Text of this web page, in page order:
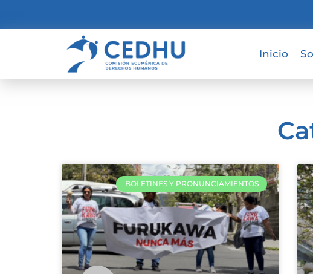
Inicio
BOLETINES Y PRONUNCIAMIENTOS